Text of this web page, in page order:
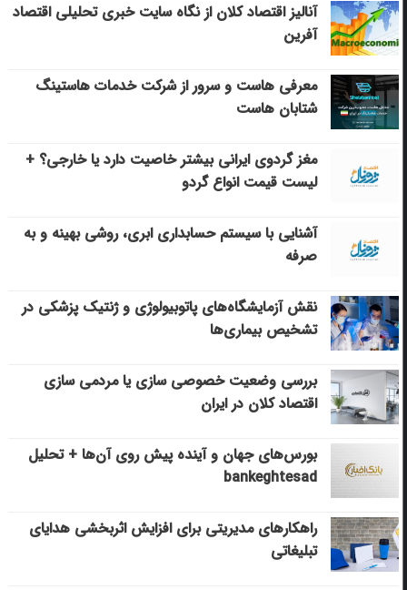
آنالیز اقتصاد کلان از نگاه سایت خبری تحلیلی اقتصاد
آفرین
معرفی هاست و سرور از شرکت خدمات هاستینگ
شتابان هاست
مغز گردوی ایرانی بیشتر خاصیت دارد یا خارجی؟ +
لیست قیمت انواع گردو
آشنایی با سیستم حسابداری ابری، روشی بهینه و به
صرفه
نقش آزمایشگاه‌های پاتوبیولوژی و ژنتیک پزشکی در
تشخیص بیماری‌ها
بررسی وضعیت خصوصی سازی یا مردمی سازی
اقتصاد کلان در ایران
بورس‌های جهان و آینده پیش روی آن‌ها + تحلیل
bankeghtesad
راهکارهای مدیریتی برای افزایش اثربخشی هدایای
تبلیغاتی